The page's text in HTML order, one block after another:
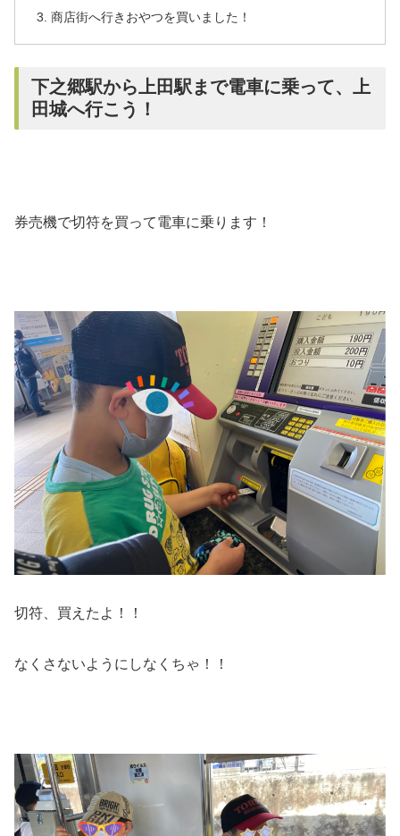
商店街へ行きおやつを買いました！
下之郷駅から上田駅まで電車に乗って、上
田城へ行こう！
券売機で切符を買って電車に乗ります！
切符、買えたよ！！
なくさないようにしなくちゃ！！